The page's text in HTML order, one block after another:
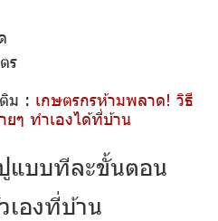
ร
ม : เกษตรกรห้ามพลาด! วิธี
ยๆ ทำเองได้ที่บ้าน
แบบทีละขั้นตอน
เองที่บ้าน